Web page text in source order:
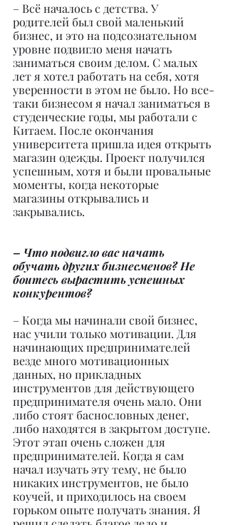
– Всё началось с детства. У
родителей был свой маленький
бизнес, и это на подсознательном
уровне подвигло меня начать
заниматься своим делом. С малых
лет я хотел работать на себя, хотя
уверенности в этом не было. Но все-
таки бизнесом я начал заниматься в
студенческие годы, мы работали с
Китаем. После окончания
университета пришла идея открыть
магазин одежды. Проект получился
успешным, хотя и были провальные
моменты, когда некоторые
магазины открывались и
закрывались.
– Что подвигло вас начать
обучать других бизнесменов? Не
боитесь вырастить успешных
конкурентов?
– Когда мы начинали свой бизнес,
нас учили только мотивации. Для
начинающих предпринимателей
везде много мотивационных
данных, но прикладных
инструментов для действующего
предпринимателя очень мало. Они
либо стоят баснословных денег,
либо находятся в закрытом доступе.
Этот этап очень сложен для
предпринимателей. Когда я сам
начал изучать эту тему, не было
никаких инструментов, не было
коучей, и приходилось на своем
горьком опыте получать знания. Я